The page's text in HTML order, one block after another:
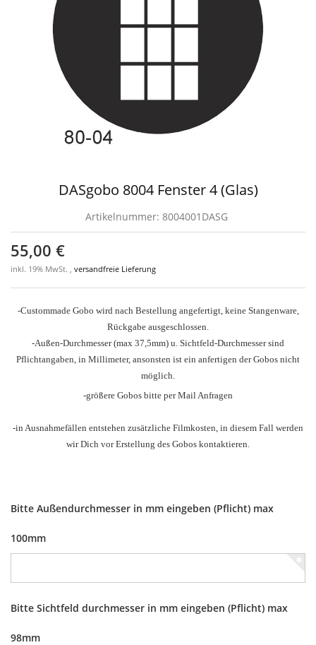
DASgobo 8004 Fenster 4 (Glas)
Artikelnummer: 8004001DASG
55,00 €
inkl. 19% MwSt. , versandfreie Lieferung
-Custommade Gobo wird nach Bestellung angefertigt, keine Stangenware,
Rückgabe ausgeschlossen.
-Außen-Durchmesser(max 37,5mm) u. Sichtfeld-Durchmesser sind
Pflichtangaben, in Millimeter, ansonsten ist ein anfertigen der Gobos nicht
möglich.
-größere Gobos bitte per Mail Anfragen
-in Ausnahmefällen entstehen zusätzliche Filmkosten, in diesem Fall werden
wir Dich vor Erstellung des Gobos kontaktieren.
Bitte Außendurchmesser in mm eingeben (Pflicht) max
100mm
Bitte Sichtfeld durchmesser in mm eingeben (Pflicht) max
98mm